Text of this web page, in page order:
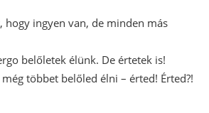
hogy ingyen van, de minden más
belőletek élünk. De értetek is!
többet belőled élni – érted! Érted?!